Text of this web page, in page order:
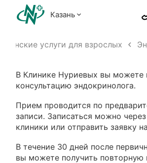
Казань
услуги для взрослых
В Клинике Нуриевых вы можете
консультацию эндокринолога.
Прием проводится по
записи. Записаться можно
клиники или отправить заявку
В течение 30 дней после
вы можете получить повторную